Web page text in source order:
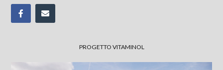
PROGETTO VITAMINOL